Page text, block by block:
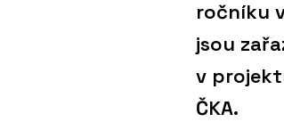
ročníku
jsou
v
ČKA.